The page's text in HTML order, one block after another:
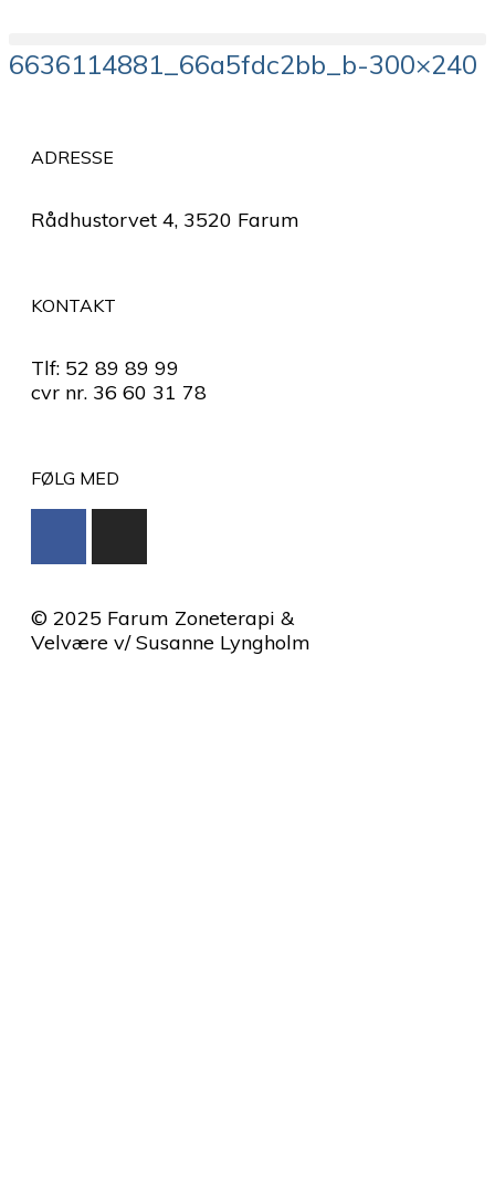
6636114881_66a5fdc2bb_b-300×240
ADRESSE
Rådhustorvet 4, 3520 Farum
KONTAKT
Tlf: 52 89 89 99
cvr nr. 36 60 31 78
FØLG MED
© 2025 Farum Zoneterapi &
Velvære v/ Susanne Lyngholm